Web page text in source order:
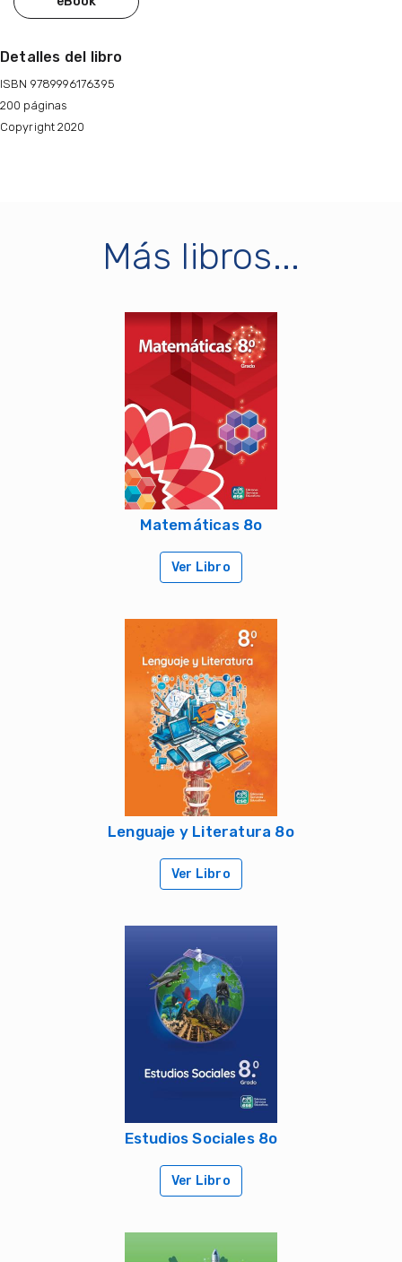
Detalles del libro
ISBN 9789996176395
200 páginas
Copyright 2020
Más libros...
Matemáticas 8o
Ver Libro
Lenguaje y Literatura 8o
Ver Libro
Estudios Sociales 8o
Ver Libro